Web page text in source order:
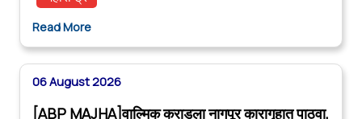
Read More
06 August 2026
[ABP MAJHA]वाल्मिक कराडला नागपूर कारागृहात पाठवा,